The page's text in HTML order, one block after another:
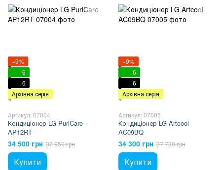
−9%
6
6
Архівна серія
Артикул: 07004
Кондиціонер LG PuriCare
AP12RT
34 500 грн 37 950 грн
Купити
−9%
6
6
Архівна серія
Артикул: 07005
Кондиціонер LG Artcool
AC09BQ
34 300 грн 37 730 грн
Купити